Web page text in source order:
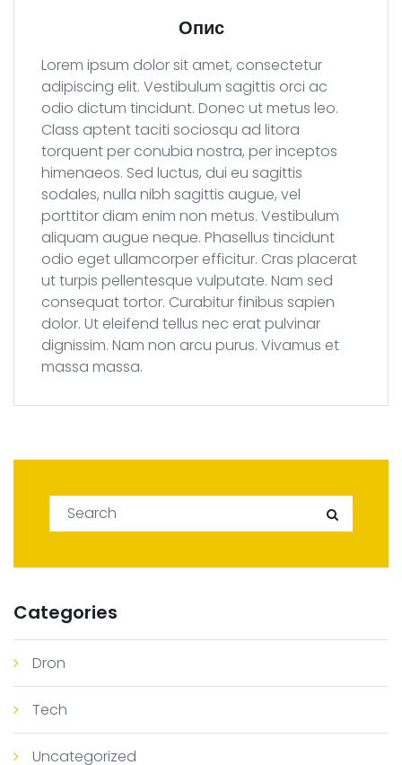
Опис
Lorem ipsum dolor sit amet, consectetur
adipiscing elit. Vestibulum sagittis orci ac
odio dictum tincidunt. Donec ut metus leo.
Class aptent taciti sociosqu ad litora
torquent per conubia nostra, per inceptos
himenaeos. Sed luctus, dui eu sagittis
sodales, nulla nibh sagittis augue, vel
porttitor diam enim non metus. Vestibulum
aliquam augue neque. Phasellus tincidunt
odio eget ullamcorper efficitur. Cras placerat
ut turpis pellentesque vulputate. Nam sed
consequat tortor. Curabitur finibus sapien
dolor. Ut eleifend tellus nec erat pulvinar
dignissim. Nam non arcu purus. Vivamus et
massa massa.
Search for:
Categories
Dron
Tech
Uncategorized